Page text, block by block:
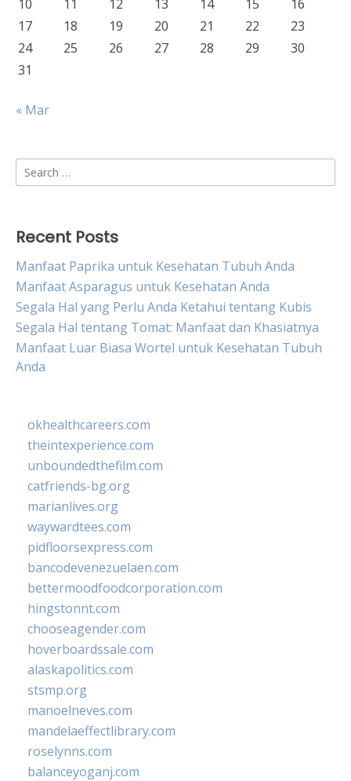
10 11 12 13 14 15
16
17
18 19 20 21 22
23
24
25 26 27 28 29
30
31
« Mar
Search
for:
Recent Posts
Manfaat Paprika untuk Kesehatan Tubuh Anda
Manfaat Asparagus untuk Kesehatan Anda
Segala Hal yang Perlu Anda Ketahui tentang Kubis
Segala Hal tentang Tomat: Manfaat dan Khasiatnya
Manfaat Luar Biasa Wortel untuk Kesehatan Tubuh
Anda
okhealthcareers.com
theintexperience.com
unboundedthefilm.com
catfriends-bg.org
marianlives.org
waywardtees.com
pidfloorsexpress.com
bancodevenezuelaen.com
bettermoodfoodcorporation.com
hingstonnt.com
chooseagender.com
hoverboardssale.com
alaskapolitics.com
stsmp.org
manoelneves.com
mandelaeffectlibrary.com
roselynns.com
balanceyoganj.com